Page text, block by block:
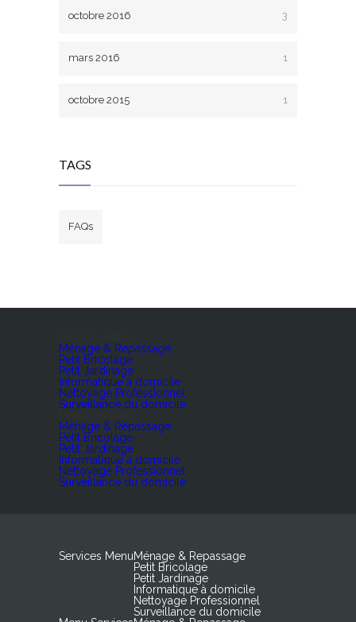
octobre 2016 3
mars 2016 1
octobre 2015 1
TAGS
FAQs
Ménage & Repassage
Petit Bricolage
Petit Jardinage
Informatique à domicile
Nettoyage Professionnel
Surveillance du domicile
Ménage & Repassage
Petit Bricolage
Petit Jardinage
Informatique à domicile
Nettoyage Professionnel
Surveillance du domicile
Services MenuMénage & Repassage
Petit Bricolage
Petit Jardinage
Informatique à domicile
Nettoyage Professionnel
Surveillance du domicile